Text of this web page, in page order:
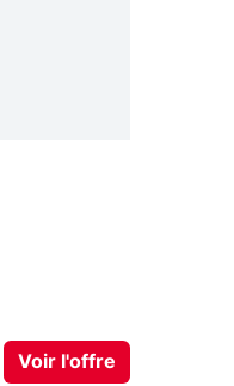
Voir l'offre